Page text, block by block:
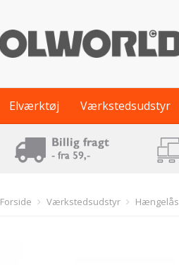
Elværktøj Værkstedsudstyr
Forside Værkstedsudstyr Hængelås